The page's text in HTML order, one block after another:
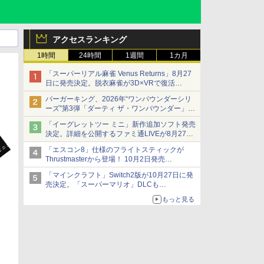
アクセスランキング
1時間 24時間 1週間 1カ月
「スーパーリアル麻雀 Venus Returns」8月27
日に発売決定。脱衣麻雀が3D×VRで復活
発売から2週間は20%オフになるセールが実施
バーガーキング、2026年“ワンパウンダーシリ
ーズ”第3弾「ダーティ ザ・ワンパウンダー」を
8月7日発売
「特製ガーリックマヨソース」を使用した超大
型チーズバーガー
「イーグレットツー ミニ」新作追加ソフト発売
決定。詳細を公開するファミ通LIVEが8月27日
20時から配信
シリーズ累計100タイトルへ
「エスコン8」仕様のフライトスティックが
Thrustmasterから登場！ 10月2日発売
ジョイスティックに振動機能を搭載。予約受付
も開始
「マインクラフト」Switch2版が10月27日に発
売決定。「スーパーマリオ」DLCも
Switch版からのアップグレードも可能に
もっと見る